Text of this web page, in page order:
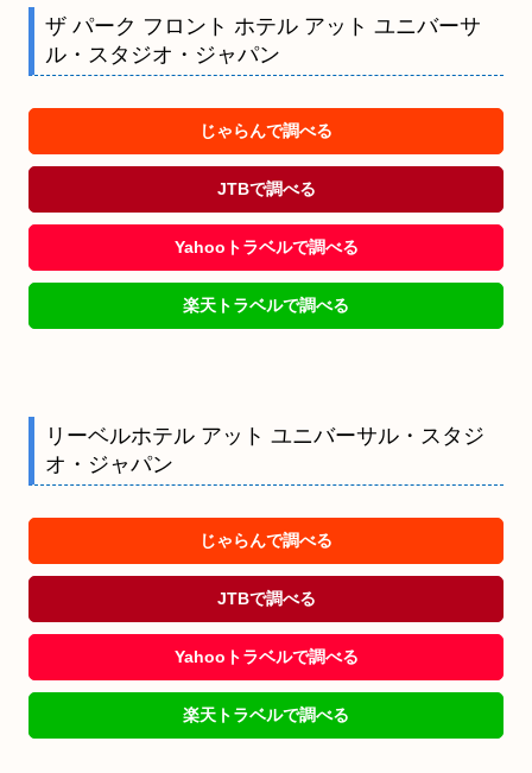
ザ パーク フロント ホテル アット ユニバーサ
ル・スタジオ・ジャパン
じゃらんで調べる
JTBで調べる
Yahooトラベルで調べる
楽天トラベルで調べる
リーベルホテル アット ユニバーサル・スタジ
オ・ジャパン
じゃらんで調べる
JTBで調べる
Yahooトラベルで調べる
楽天トラベルで調べる